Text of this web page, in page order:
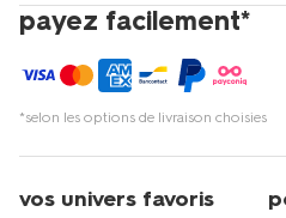
payez facilement*
*selon les options de livraison choisies
vos univers favoris